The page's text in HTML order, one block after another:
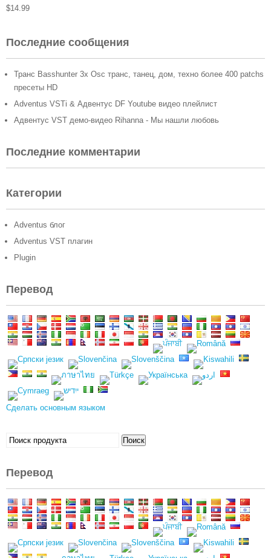
$14.99
Последние сообщения
Транс Basshunter 3x Osc транс, танец, дом, техно более 400 patchs
пресеты HD
Adventus VSTi & Адвентус DF Youtube видео плейлист
Адвентус VST демо-видео Rihanna - Мы нашли любовь
Последние комментарии
Категории
Adventus блог
Adventus VST плагин
Plugin
Перевод
Сделать основным языком
Искать: Поиск
Перевод